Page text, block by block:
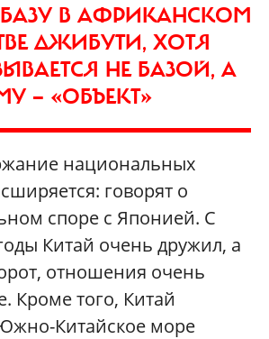
В АФРИКАНСКОМ
ДЖИБУТИ, ХОТЯ
НЕ БАЗОЙ, А
— «ОБЪЕКТ»
национальных
говорят о
споре с Японией. С
Китай очень дружил, а
отношения очень
Кроме того, Китай
Китайское море